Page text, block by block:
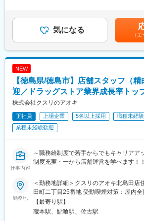
・年間85店舗以上の新規出店を継続し、
して、生鮮食品を含む、食品部門を強化
ます！
当社では年に2回、生鮮基礎研修を実施
未経験の方、経験者の方でも安心して一
ける環境です◎
上記研修とOJTによる研修を通し、一人
す。
変更の範囲：会社の定める業務
■ドラッグストア業界で急成長中！
成長率が高いドラッグストア業界におい
で4.8倍と急成長を遂げております！
目指しております！
■充実した研修制度：
当社では年に2回、生鮮基礎研修を実施し
集合研修として、衛生管理、労務管理か
運営など幅広く学んでいただくことが可
未経験の方はもちろん、小売業を経験し
上記研修とOJTによる研修を通して、一
ます。
■キャリアパス：
現場での業務を修得いただき、将来的に
いたします。早ければ2年目～チーフに、
店舗運営をお任せいたします！その後は
企画業務など、ご希望の業務などに挑戦
には役割手当支給！年収UPも目指しや
までも目安の金額であり、選考を通じて
す。月給(月額)は固定手当を含めた表記で
気になる
（
NEW
【徳島県/徳島市】店舗スタッフ（
迎／ドラッグストア業界成長率トッ
株式会社クスリのアオキ
正社員 上場企業 5名以上採用
職種未経
業種未経験歓迎
仕事内容
～職務給制度で若手からでもキャリアア
制度充実・一から店舗運営を学べます！
■業務内容：
お肉を機械や包丁で加工する業務まで幅
・商品の製造業務（精肉加工）
・発注、パック詰め、パック値付、陳列
勤務地
＜勤務地詳細＞クスリのアオキ北島田店
田町二丁目25番地 受動喫煙対策：屋内全
の定める事業所
【最寄り駅】
蔵本駅、鮎喰駅、佐古駅